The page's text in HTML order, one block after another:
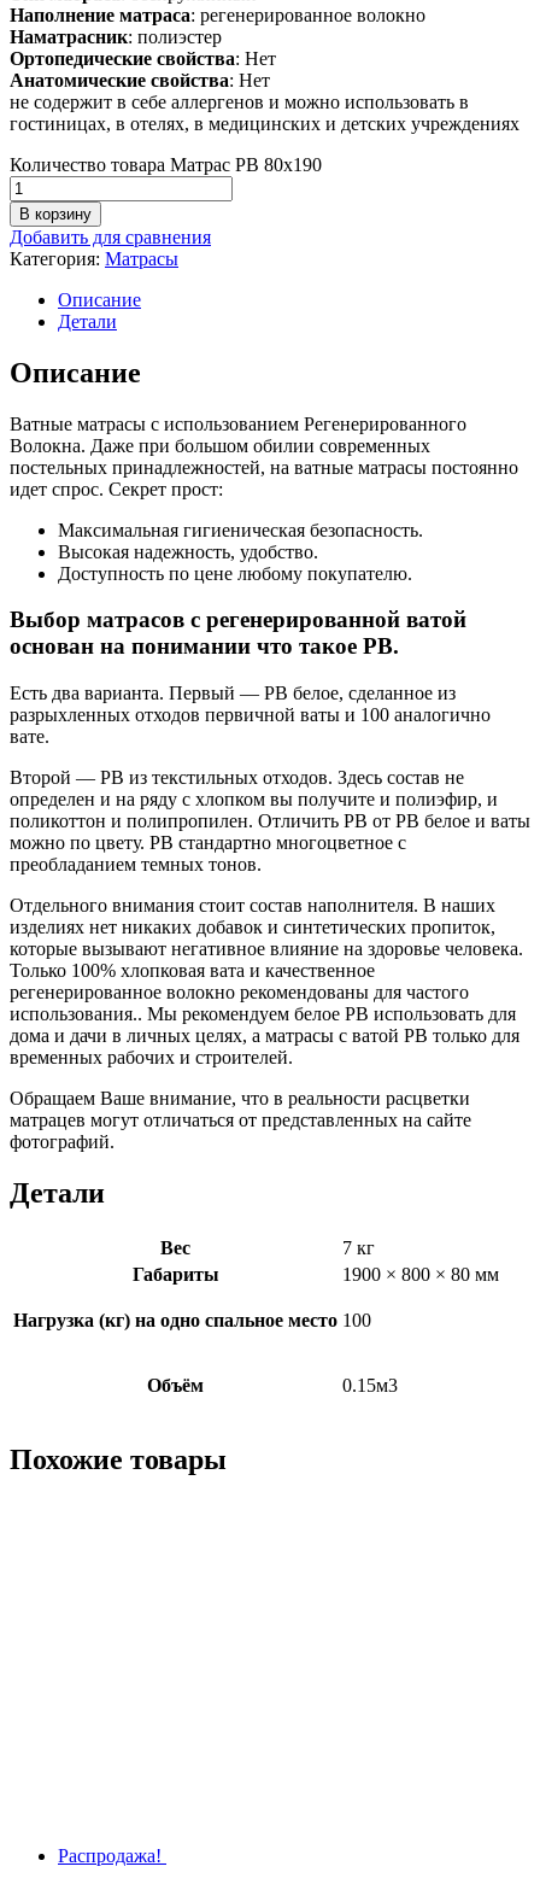
Наполнение матраса: регенерированное волокно
Наматрасник: полиэстер
Ортопедические свойства: Нет
Анатомические свойства: Нет
не содержит в себе аллергенов и можно использовать в
гостиницах, в отелях, в медицинских и детских учреждениях
Количество товара Матрас РВ 80х190
В корзину
Добавить для сравнения
Категория: Матрасы
Описание
Детали
Описание
Ватные матрасы с использованием Регенерированного
Волокна. Даже при большом обилии современных
постельных принадлежностей, на ватные матрасы постоянно
идет спрос. Секрет прост:
Максимальная гигиеническая безопасность.
Высокая надежность, удобство.
Доступность по цене любому покупателю.
Выбор матрасов с регенерированной ватой
основан на понимании что такое РВ.
Есть два варианта. Первый — РВ белое, сделанное из
разрыхленных отходов первичной ваты и 100 аналогично
вате.
Второй — РВ из текстильных отходов. Здесь состав не
определен и на ряду с хлопком вы получите и полиэфир, и
поликоттон и полипропилен. Отличить РВ от РВ белое и ваты
можно по цвету. РВ стандартно многоцветное с
преобладанием темных тонов.
Отдельного внимания стоит состав наполнителя. В наших
изделиях нет никаких добавок и синтетических пропиток,
которые вызывают негативное влияние на здоровье человека.
Только 100% хлопковая вата и качественное
регенерированное волокно рекомендованы для частого
использования.. Мы рекомендуем белое РВ использовать для
дома и дачи в личных целях, а матрасы с ватой РВ только для
временных рабочих и строителей.
Обращаем Ваше внимание, что в реальности расцветки
матрацев могут отличаться от представленных на сайте
фотографий.
Детали
Вес
7 кг
Габариты
1900 × 800 × 80 мм
Нагрузка (кг) на одно спальное место 100
Объём 0.15м3
Похожие товары
Распродажа!